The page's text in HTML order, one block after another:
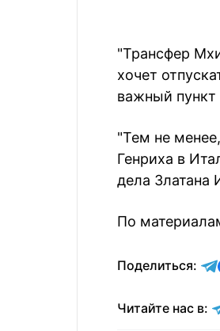
"Трансфер
хочет
важный
"Тем не
Генриха в
дела Златана
По
Поделиться:
Читайте нас в: